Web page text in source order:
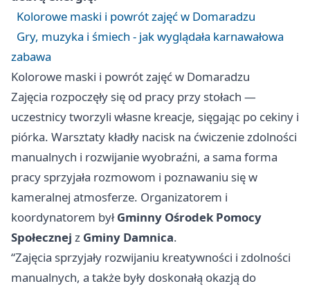
Kolorowe maski i powrót zajęć w Domaradzu
Gry, muzyka i śmiech - jak wyglądała karnawałowa
zabawa
Kolorowe maski i powrót zajęć w Domaradzu
Zajęcia rozpoczęły się od pracy przy stołach —
uczestnicy tworzyli własne kreacje, sięgając po cekiny i
piórka. Warsztaty kładły nacisk na ćwiczenie zdolności
manualnych i rozwijanie wyobraźni, a sama forma
pracy sprzyjała rozmowom i poznawaniu się w
kameralnej atmosferze. Organizatorem i
koordynatorem byłGminny Ośrodek Pomocy
Społecznej z Gminy Damnica.
“Zajęcia sprzyjały rozwijaniu kreatywności i zdolności
manualnych, a także były doskonałą okazją do